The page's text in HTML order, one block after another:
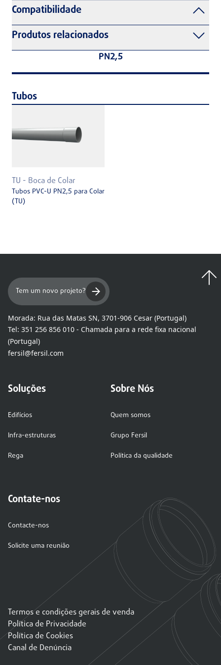
Compatibilidade
Produtos relacionados
PN2,5
Tubos
TU - Boca de Colar
Tubos PVC-U PN2,5 para Colar
(TU)
Tem um novo projeto?
Morada: Rua das Matas SN, 3701-906 Cesar (Portugal)
Tel: 351 256 856 010 - Chamada para a rede fixa nacional
(Portugal)
fersil@fersil.com
Soluções
Edifícios
Infra-estruturas
Rega
Sobre Nós
Quem somos
Grupo Fersil
Política da qualidade
Contate-nos
Contacte-nos
Solicite uma reunião
Termos e condições gerais de venda
Política de Privacidade
Política de Cookies
Canal de Denúncia